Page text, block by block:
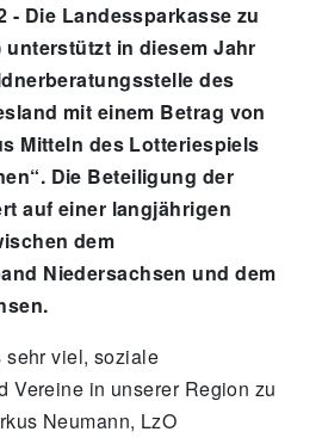
- Die Landessparkasse zu
unterstützt in diesem Jahr
des
mit einem Betrag von
Mitteln des Lotteriespiels
Die Beteiligung der
auf einer langjährigen
dem
Niedersachsen und dem
sehr viel, soziale
Vereine in unserer Region zu
Neumann, LzO